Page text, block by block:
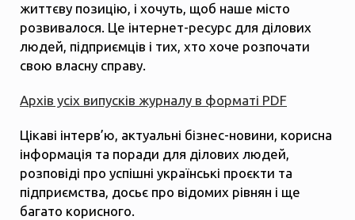
життєву позицію, і хочуть, щоб наше місто
розвивалося. Це інтернет-ресурс для ділових
людей, підприємців і тих, хто хоче розпочати
свою власну справу.
Архів усіх випусків журналу в форматі PDF
Цікаві інтерв’ю, актуальні бізнес-новини, корисна
інформація та поради для ділових людей,
розповіді про успішні українські проєкти та
підприємства, досьє про відомих рівнян і ще
багато корисного.